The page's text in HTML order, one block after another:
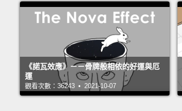
《諾瓦效應》－－骨牌般相依的好運與厄
運
觀看次數：36243 • 2021-10-07